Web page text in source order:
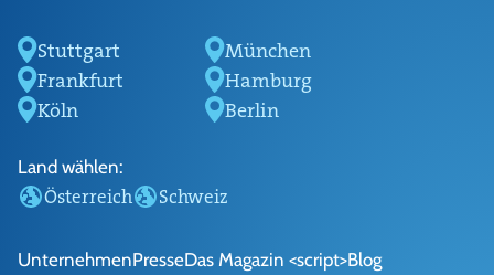
Stuttgart
München
Frankfurt
Hamburg
Köln
Berlin
Land wählen:
Österreich Schweiz
UnternehmenPresseDas Magazin <script>Blog